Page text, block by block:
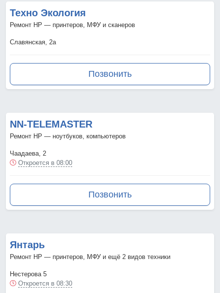
Техно Экология
Ремонт HP — принтеров, МФУ и сканеров
Славянская, 2а
Позвонить
NN-TELEMASTER
Ремонт HP — ноутбуков, компьютеров
Чаадаева, 2
Откроется в 08:00
Позвонить
Янтарь
Ремонт HP — принтеров, МФУ и ещё 2 видов техники
Нестерова 5
Откроется в 08:30